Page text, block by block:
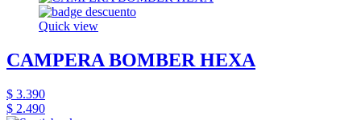
Quick view
CAMPERA BOMBER HEXA
$ 3.390
$ 2.490